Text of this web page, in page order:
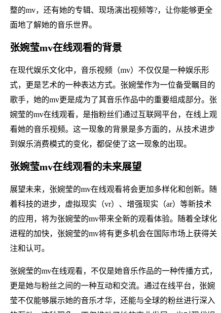
整的mv，还有她的专辑、现场演出视频等?，让你能够更全
面地了解她的音乐世界。
张婉莹mv在线观看的背景
在现代娱乐文化中，音乐视频（mv）不仅仅是一种娱乐形
式，更是艺术的一种表达方式。张婉莹作为一位备受瞩目的
歌手，她的mv更是成为了其音乐作品中的重要组成部分。张
婉莹的mv在线观看，是指粉丝们通过互联网平台，在线上观
看她的音乐视频。这一现象的背景是多方面的，从技术进步
到娱乐消费模式的变化，都促使了这一现象的出现。
张婉莹mv在线观看的未来展望
展望未来，张婉莹的mv在线观看将会更加多样化和创新。随
着科技的进步，虚拟现实（vr）、增强现实（ar）等新技术
的应用，将为张婉莹的mv带来全新的观看体验。随着全球化
进程的加快，张婉莹的mv将有更多机会在国际市场上获得关
注和认可。
张婉莹的mv在线观看，不仅是她音乐作品的一种传播方式，
更是她与粉丝之间的一种互动和交流。通过在线平台，张婉
莹不仅能够展示她的音乐才华，还能与全球的粉丝进行深入